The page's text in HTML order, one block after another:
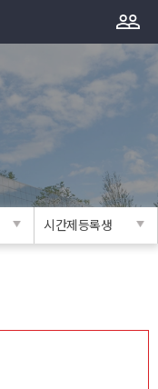
시간제등록생